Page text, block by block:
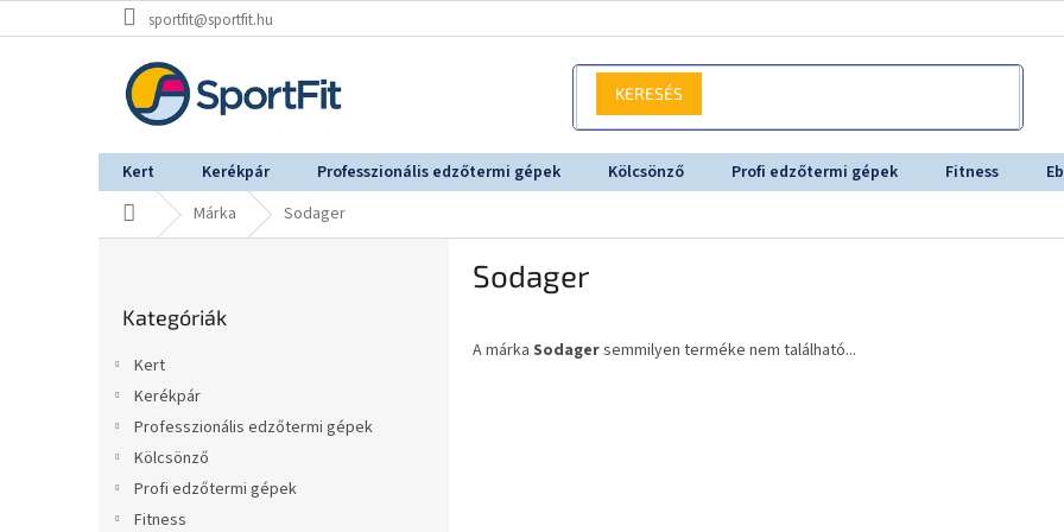
a
sportfit@sportfit.hu
Kert Kerékpár Professzionális edzőtermi gépek Kölcsönző Profi edzőtermi gépek Fitness
KezdőlapMárka Sodager
átugrása
Kategóriák
Kert
Kerékpár
Professzionális edzőtermi gépek
Kölcsönző
Profi edzőtermi gépek
Fitness
Sodager
A márka Sodagersemmilyen terméke nem található...